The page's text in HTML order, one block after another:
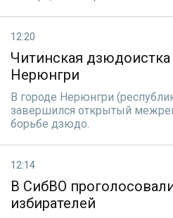
12:20
Читинская
Нерюнгри
В городе Нерюнгри
завершился открытый
борьбе дзюдо.
12:14
В СибВО
избирателей